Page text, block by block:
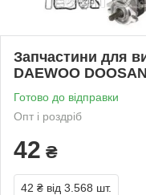
Запчастини для
DAEWOO DOOSAN
Готово до відправки
Опт і роздріб
42 ₴
42 ₴ від 3.568 шт.